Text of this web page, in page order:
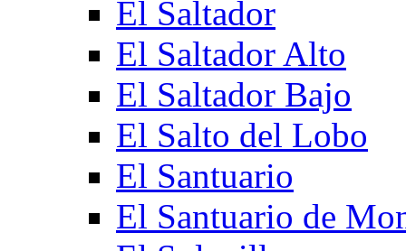
El Saltador
El Saltador Alto
El Saltador Bajo
El Salto del Lobo
El Santuario
El Santuario de